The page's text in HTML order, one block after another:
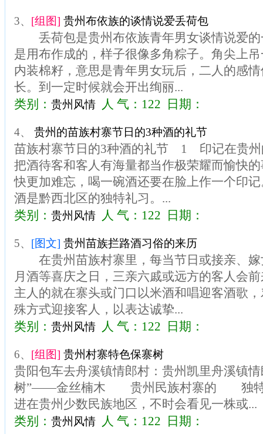
3、 [组图] 贵州布依族的谈情说爱丢荷包
丢荷包是贵州布依族青年男女谈情说爱
是用布作成的，样子很像多角粽子。角尖上
内装棉籽，意思是青年男女玩后，二人的感
长。到一定时候就会开出绚丽...
类别： 贵州风情 人 气：122 日期：
4、 贵州的苗族村寨节日的3种酒的礼节
苗族村寨节日的3种酒的礼节 1 印记在贵州
把酒待客和客人有海量都当作极荣耀而愉快
快更加难忘，喝一碗酒还要在脸上作一个
酒是黔西北区的独特礼习。...
类别： 贵州风情 人 气：122 日期：
5、 [图文] 贵州苗族拦路酒习俗的来历
在贵州苗族村寨里，每当节日或接亲、嫁
月酒等喜庆之日，三亲六戚或远方的客人会
主人的就在寨头或门口以米酒和唱迎客酒歌
殊方式迎接客人，以表达诚挚...
类别： 贵州风情 人 气：122 日期：
6、 [组图] 贵州村寨特色保寨树
贵阳包车去舟溪镇情郎村：贵州凯里舟溪镇
树”——金丝楠木 贵州民族村寨的 独
进在贵州少数民族地区，不时会看见一株或...
类别： 贵州风情 人 气：122 日期：